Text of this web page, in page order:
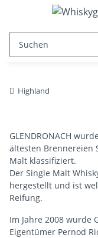
Highland
GLENDRONACH
ältesten Brennereien
Malt klassifiziert.
Der Single Malt
hergestellt und ist
Reifung.
Im Jahre 2008 wurde
Eigentümer Pernod